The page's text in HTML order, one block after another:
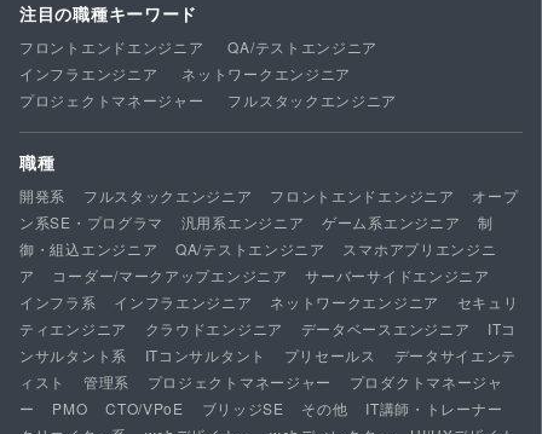
注目の職種キーワード
フロントエンドエンジニア
QA/テストエンジニア
インフラエンジニア
ネットワークエンジニア
プロジェクトマネージャー
フルスタックエンジニア
職種
開発系 フルスタックエンジニア フロントエンドエンジニア
オープ
ン系SE・プログラマ
汎用系エンジニア ゲーム系エンジニア
制
御・組込エンジニア
QA/テストエンジニア
スマホアプリエンジニ
ア
コーダー/マークアップエンジニア
サーバーサイドエンジニア
インフラ系
インフラエンジニア ネットワークエンジニア
セキュリ
ティエンジニア
クラウドエンジニア データベースエンジニア
ITコ
ンサルタント系
ITコンサルタント プリセールス
データサイエンテ
ィスト
管理系 プロジェクトマネージャー
プロダクトマネージャ
ー
PMO CTO/VPoE ブリッジSE その他
IT講師・トレーナー